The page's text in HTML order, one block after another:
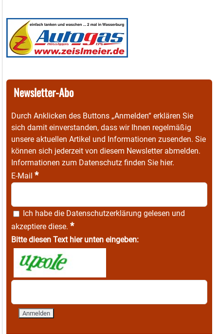
Newsletter-Abo
Durch Anklicken des Buttons „Anmelden“ erklären Sie
sich damit einverstanden, dass wir Ihnen regelmäßig
unsere aktuellen Artikel und Informationen zusenden. Sie
können sich jederzeit von diesem Newsletter abmelden.
Informationen zum Datenschutz finden Sie hier.
E-Mail *
Ich habe die Datenschutzerklärung gelesen und
akzeptiere diese. *
Bitte diesen Text hier unten eingeben: